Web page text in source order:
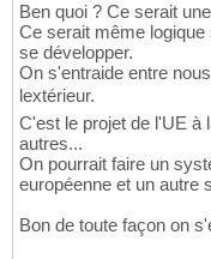
Ben quoi ? Ce serait
Ce serait même
se développer.
On s'entraide entre
lextérieur.
C'est le projet de l'UE à
autres...
On pourrait faire un
européenne et un autre
Bon de toute façon on